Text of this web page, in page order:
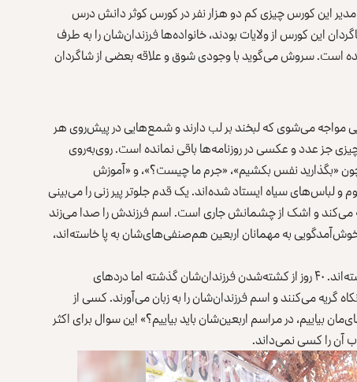
است. به گفته مدیر این کورس چیزی کم دو هزار نفر در کورس کوثر دانش درس
این کورس از ولایات بودند، خانواده‌ها فرزندان‌‌شان را به طرف
است. سروش می‌گوید با وجودی شوق و علاقه بعضی از شاگردان
مواجه می‌شوی که لبخند بر لب دارند و شمع‌هایی در پیش‌روی هر
جز عدد و عکسی در روزنامه‌ها باقی نمانده است. روی‌‌به‌روی
«بگذارید نفس بکشیم»، «جرم ما چیست؟»، و «آموزش
لباس‌های سیاه ایستاد شده‌اند. یک قدم جلوتر پیر زنی را می‌بینی
می‌کند و اشک از چشمانش جاری است. اسم فرزندش را صدا می‌زند
به مهمانان اربعین هم‌صنفی‌های‌شان به پا خاسته‌اند،
خانواده قربانیان و زخمی‌ها در گوشه‌ای از محوطه کورس نشسته‌اند. ۴۰ روز از کشته‌شدن فرزندان‌شان گذشته اما دردهای
گریه می‌کنند و اسم فرزندان‌شان را به زبان می‌آورند. کسی از
در مراسم اربعین‌شان باید بیاییم؟» این سوال برای اکثر
آن را کسی نمی‌داند.